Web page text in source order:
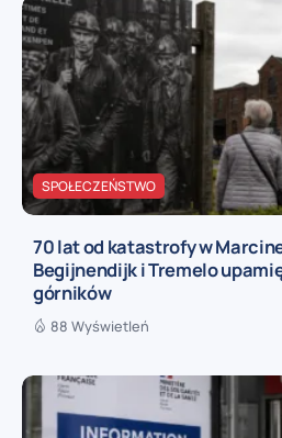
SPOŁECZEŃSTWO
70 lat od katastrofy w
Begijnendijk i Tremelo
górników
88 Wyświetleń